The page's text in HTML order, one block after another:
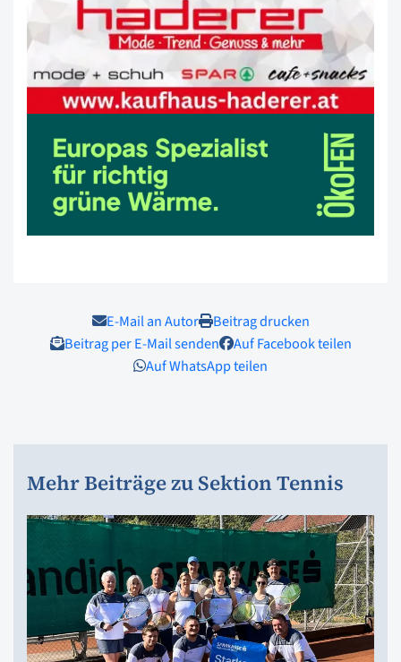
E-Mail an Autor
Beitrag drucken
Beitrag per E-Mail senden
Auf Facebook teilen
Auf WhatsApp teilen
Mehr Beiträge zu Sektion Tennis